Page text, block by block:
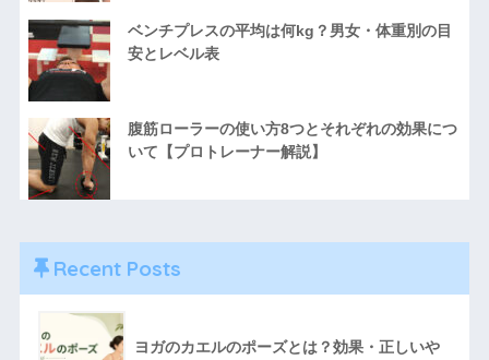
ベンチプレスの平均は何kg？男女・体重別の目
安とレベル表
腹筋ローラーの使い方8つとそれぞれの効果につ
いて【プロトレーナー解説】
Recent Posts
ヨガのカエルのポーズとは？効果・正しいや